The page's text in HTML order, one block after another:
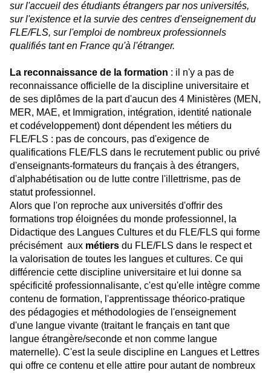
sur l'accueil des étudiants étrangers par nos universités,
sur l'existence et la survie des centres d'enseignement du
FLE/FLS, sur l'emploi de nombreux professionnels
qualifiés tant en France qu'à l'étranger.
La reconnaissance de la formation : il n'y a pas de
reconnaissance officielle de la discipline universitaire et
de ses diplômes de la part d'aucun des 4 Ministères (MEN,
MER, MAE, et Immigration, intégration, identité nationale
et codéveloppement) dont dépendent les métiers du
FLE/FLS : pas de concours, pas d'exigence de
qualifications FLE/FLS dans le recrutement public ou privé
d'enseignants-formateurs du français à des étrangers,
d'alphabétisation ou de lutte contre l'illettrisme, pas de
statut professionnel.
Alors que l'on reproche aux universités d'offrir des
formations trop éloignées du monde professionnel, la
Didactique des Langues Cultures et du FLE/FLS qui forme
précisément aux métiers du FLE/FLS dans le respect et
la valorisation de toutes les langues et cultures. Ce qui
différencie cette discipline universitaire et lui donne sa
spécificité professionnalisante, c'est qu'elle intègre comme
contenu de formation, l'apprentissage théorico-pratique
des pédagogies et méthodologies de l'enseignement
d'une langue vivante (traitant le français en tant que
langue étrangère/seconde et non comme langue
maternelle). C'est la seule discipline en Langues et Lettres
qui offre ce contenu et elle attire pour autant de nombreux